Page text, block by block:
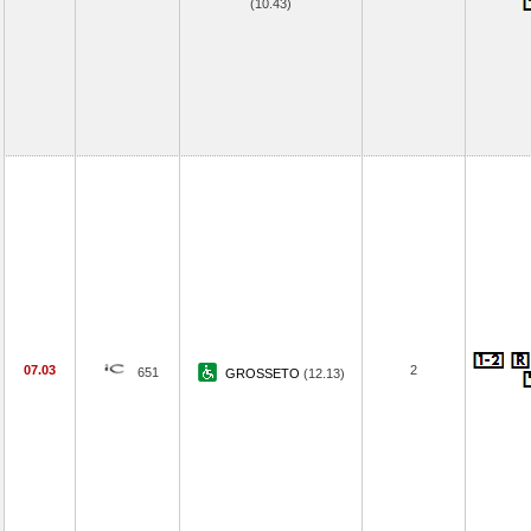
(10.43)
07.03 651 GROSSETO (12.13) 2